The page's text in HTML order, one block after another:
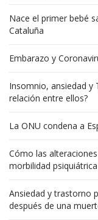
Nace el primer bebé
Cataluña
Embarazo y
Insomnio, ansiedad y
relación entre ellos?
La ONU condena a
Cómo las
morbilidad
Ansiedad y trastorno
después de una